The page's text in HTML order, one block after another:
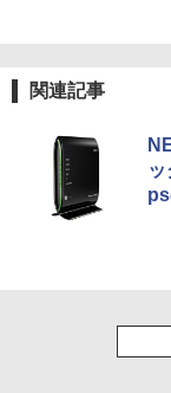
関連記事
ps